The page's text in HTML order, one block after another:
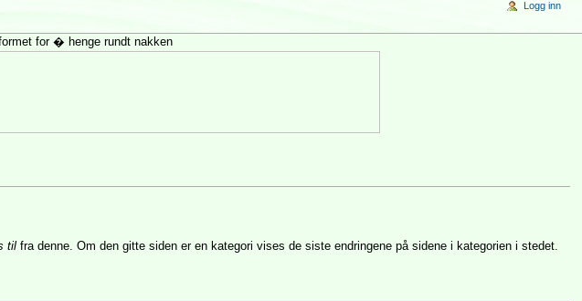
for � henge rundt nakken
til fra denne. Om den gitte siden er en kategori vises de siste endringene på sidene i kategorien i stedet.
Logg inn